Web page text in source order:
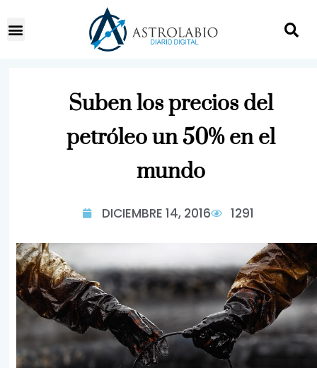
Suben los precios del
petróleo un 50% en el
mundo
DICIEMBRE 14, 2016 1291